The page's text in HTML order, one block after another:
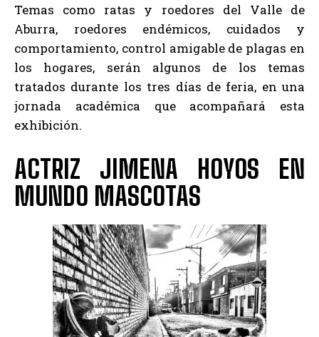
Temas como ratas y roedores del Valle de
Aburra, roedores endémicos, cuidados y
comportamiento, control amigable de plagas en
los hogares, serán algunos de los temas
tratados durante los tres días de feria, en una
jornada académica que acompañará esta
exhibición.
ACTRIZ JIMENA HOYOS EN
MUNDO MASCOTAS